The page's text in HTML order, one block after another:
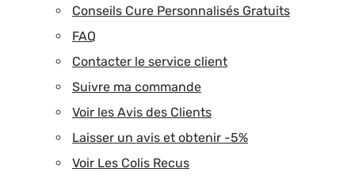
Conseils Cure Personnalisés Gratuits
FAQ
Contacter le service client
Suivre ma commande
Voir les Avis des Clients
Laisser un avis et obtenir -5%
Voir Les Colis Recus